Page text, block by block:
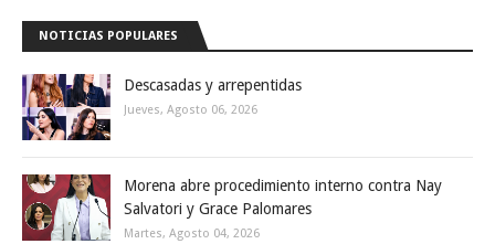
NOTICIAS POPULARES
Descasadas y arrepentidas
Jueves, Agosto 06, 2026
Morena abre procedimiento interno contra Nay
Salvatori y Grace Palomares
Martes, Agosto 04, 2026